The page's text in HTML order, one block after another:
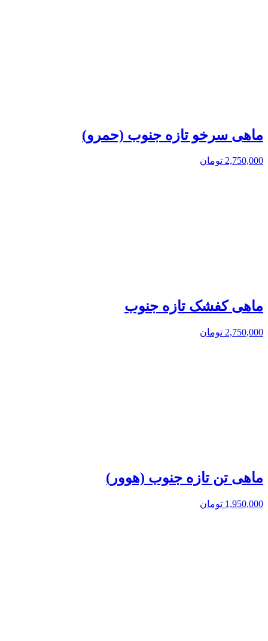
ماهی سرخو تازه جنوب (حمرو)
2,750,000 تومان
ماهی کفشک تازه جنوب
2,750,000 تومان
ماهی تن تازه جنوب (هوور)
1,950,000 تومان